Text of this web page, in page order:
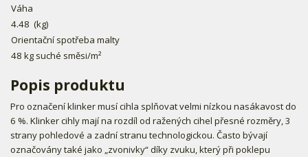
Váha
4.48 (kg)
Orientační spotřeba malty
48 kg suché směsi/m²
Popis produktu
Pro označení klinker musí cihla splňovat velmi nízkou nasákavost do
6 %. Klinker cihly mají na rozdíl od ražených cihel přesné rozměry, 3
strany pohledové a zadní stranu technologickou. Často bývají
označovány také jako „zvonivky“ díky zvuku, který při poklepu